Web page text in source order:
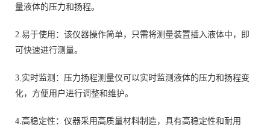
量液体的压力和扬程。
2.易于使用：该仪器操作简单，只需将测量装置插入液体中，即
可快速进行测量。
3.实时监测：压力扬程测量仪可以实时监测液体的压力和扬程变
化，方便用户进行调整和维护。
4.高稳定性：仪器采用高质量材料制造，具有高稳定性和耐用